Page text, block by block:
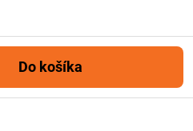
Do košíka